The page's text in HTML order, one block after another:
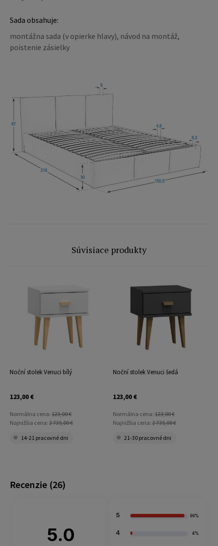
Sada obsahuje:
montážna sada (v opierke hlavy), návod na montáž,
poistenie zásielky
Recenzie (26)
5.0
5 96%
4 4%
Súvisiace produkty
Noční stolek Venuci bílý
123,00 €
Normálna cena: 123,00 €
Najnižšia cena: 2 735,00 €
14-21 pracovné dni
Noční stolek Venuci šedá
123,00 €
Normálna cena:123,00 €
Najnižšia cena:2 735,00 €
21-30 pracovné dni